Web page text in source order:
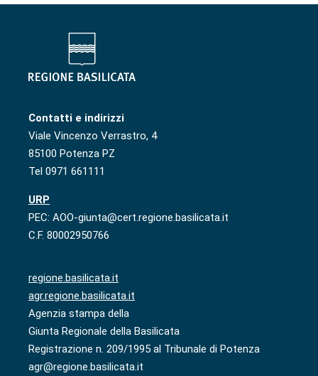
Contatti e indirizzi
Viale Vincenzo Verrastro, 4
85100 Potenza PZ
Tel 0971 661111
URP
PEC: AOO-giunta@cert.regione.basilicata.it
C.F. 80002950766
regione.basilicata.it
agr.regione.basilicata.it
Agenzia stampa della
Giunta Regionale della Basilicata
Registrazione n. 209/1995 al Tribunale di Potenza
agr@regione.basilicata.it